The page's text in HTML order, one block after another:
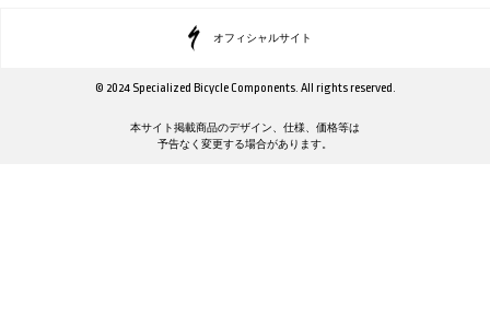
オフィシャルサイト
© 2024 Specialized Bicycle Components. All rights reserved.
本サイト掲載商品のデザイン、仕様、価格等は
予告なく変更する場合があります。